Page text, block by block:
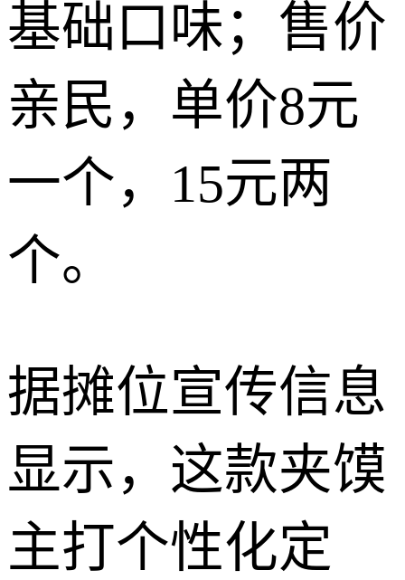
基础口味；售价
亲民，单价8元
一个，15元两
个。
据摊位宣传信息
显示，这款夹馍
主打个性化定